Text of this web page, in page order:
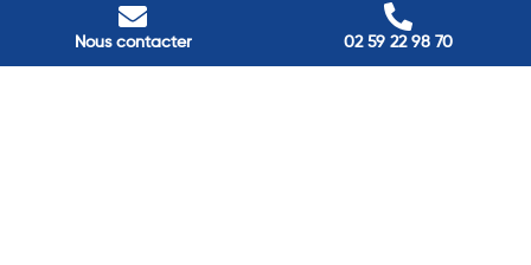
Nous contacter 02 59 22 98 70
Nous contacter